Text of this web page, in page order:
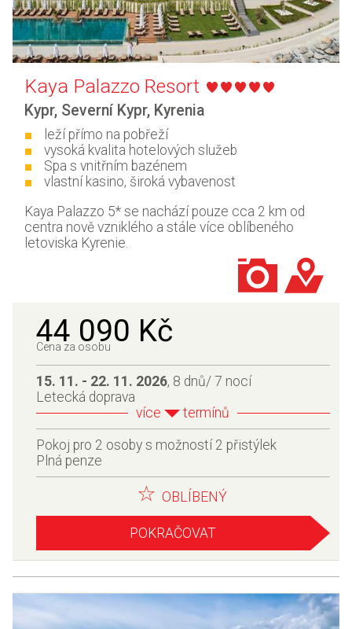
Kaya Palazzo Resort
Kypr, Severní Kypr, Kyrenia
leží přímo na pobřeží
vysoká kvalita hotelových služeb
Spa s vnitřním bazénem
vlastní kasino, široká vybavenost
Kaya Palazzo 5* se nachází pouze cca 2 km od
centra nově vzniklého a stále více oblíbeného
letoviska Kyrenie.
44 090 Kč
Cena za osobu
15. 11. - 22. 11. 2026, 8 dnů/ 7 nocí
Letecká doprava
více
termínů
Pokoj pro 2 osoby s možností 2 přistýlek
Plná penze
OBLÍBENÝ
POKRAČOVAT